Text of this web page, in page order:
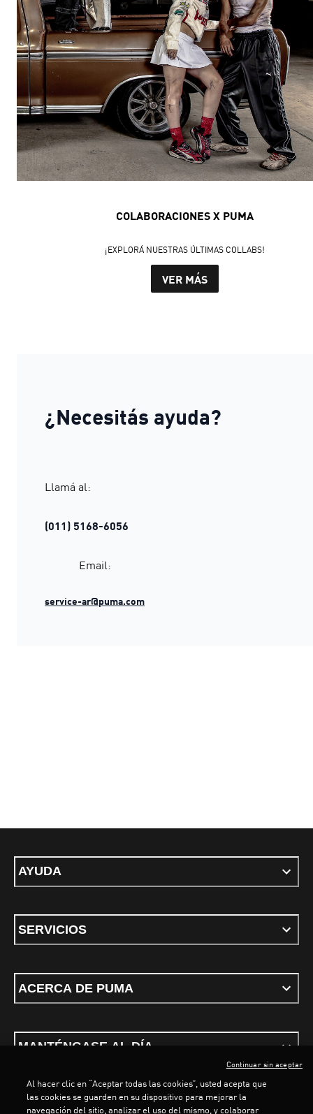
COLABORACIONES X PUMA
¡EXPLORÁ NUESTRAS ÚLTIMAS COLLABS!
VER MÁS
¿Necesitás ayuda?
Llamá al:
(011) 5168-6056
Email:
service-ar@puma.com
AYUDA
SERVICIOS
ACERCA DE PUMA
MANTÉNGASE AL DÍA
Al hacer clic en “Aceptar todas las cookies”, usted acepta que
las cookies se guarden en su dispositivo para mejorar la
navegación del sitio, analizar el uso del mismo, y colaborar
Continuar sin aceptar